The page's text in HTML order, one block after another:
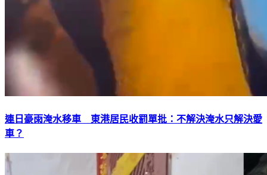
連日豪雨淹水移車 東港居民收罰單批：不解決淹水只解決愛
車？